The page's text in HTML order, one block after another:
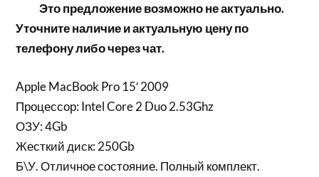
Это предложение возможно не актуально.
Уточните наличие и актуальную цену по
телефону либо через чат.
Apple MacBook Pro 15′ 2009
Процессор: Intel Core 2 Duo 2.53Ghz
ОЗУ: 4Gb
Жесткий диск: 250Gb
Б\У. Отличное состояние. Полный комплект.